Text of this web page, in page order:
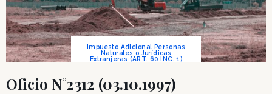
Impuesto Adicional Personas
Naturales o Jurídicas
Extranjeras (ART. 60 INC. 1)
Oficio N°2312 (03.10.1997)